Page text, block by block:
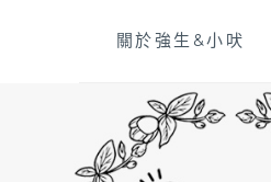
關於強生&小吠